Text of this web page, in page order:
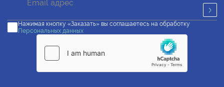
Нажимая кнопку «Заказать» вы соглашаетесь на обработку
Персональных данных